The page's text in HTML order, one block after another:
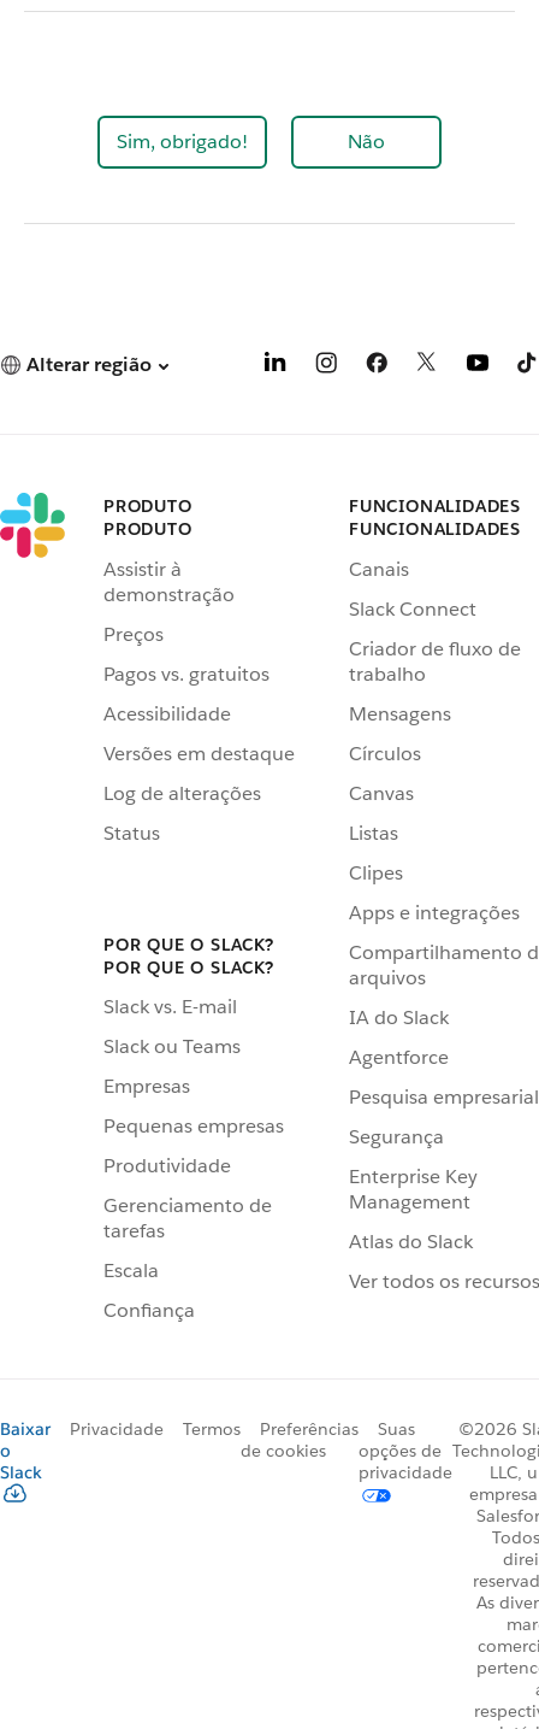
Sim, obrigado! Não
Alterar região
PRODUTO
PRODUTO
Assistir à
demonstração
Preços
Pagos vs. gratuitos
Acessibilidade
Versões em destaque
Log de alterações
Status
POR QUE O SLACK?
POR QUE O SLACK?
Slack vs. E-mail
Slack ou Teams
Empresas
Pequenas empresas
Produtividade
Gerenciamento de
tarefas
Escala
Confiança
FUNCIONALIDADES
FUNCIONALIDADES
Canais
Slack Connect
Criador de fluxo de
trabalho
Mensagens
Círculos
Canvas
Listas
Clipes
Apps e integrações
Compartilhamento
arquivos
IA do Slack
Agentforce
Pesquisa empresarial
Segurança
Enterprise Key
Management
Atlas do Slack
Ver todos os recursos
Baixar
o
Slack
Privacidade Termos
Preferências
de cookies
Suas
opções de
privacidade
©2026
LLC,
As